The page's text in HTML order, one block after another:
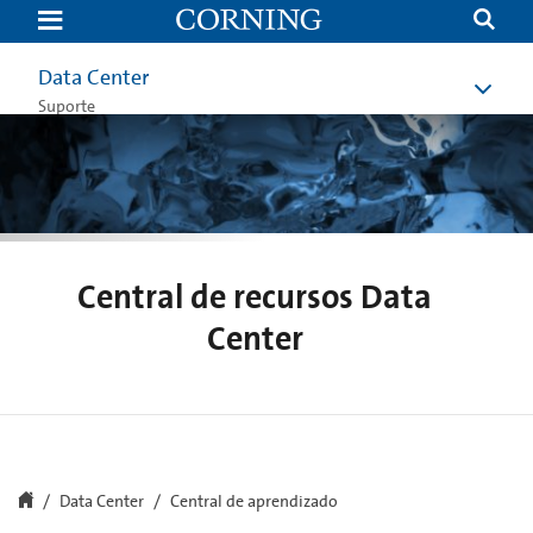
Data
Center
Resources
Data Center
Suporte
Central de recursos Data
Center
Data Center Central de aprendizado